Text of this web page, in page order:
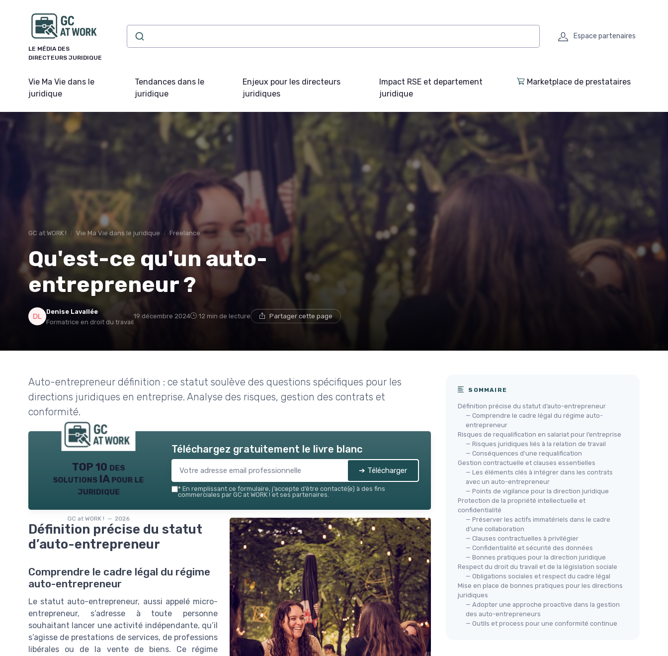
LE MÉDIA DES
DIRECTEURS JURIDIQUE
Espace partenaires
Vie Ma Vie dans le
juridique
Tendances dans le
juridique
Enjeux pour les directeurs
juridiques
Impact RSE et departement
juridique
Marketplace de prestataires
GC at WORK ! Vie Ma Vie dans le juridique Freelance
Qu'est-ce qu'un auto-
entrepreneur ?
Denise Lavallée
Formatrice en droit du travail
19 décembre 2024 12 min de lecture Partager cette page
Auto-entrepreneur définition : ce statut soulève des questions spécifiques pour les
directions juridiques en entreprise. Analyse des risques, gestion des contrats et
conformité.
TOP 10 des
solutions IA pour le
juridique
GC at WORK ! — 2026
Téléchargez gratuitement le livre blanc
➔ Télécharger
* En remplissant ce formulaire, j’accepte d’être contacté(e) à des fins
commerciales par GC at WORK ! et ses partenaires.
Définition précise du statut
d’auto-entrepreneur
Comprendre le cadre légal du régime
auto-entrepreneur
Le statut auto-entrepreneur, aussi appelé micro-
entrepreneur, s’adresse à toute personne
souhaitant lancer une activité indépendante, qu’il
s’agisse de prestations de services, de professions
libérales ou de la vente de biens. Ce régime
SOMMAIRE
Définition précise du statut d’auto-entrepreneur
— Comprendre le cadre légal du régime auto-
entrepreneur
Risques de requalification en salariat pour l’entreprise
— Risques juridiques liés à la relation de travail
— Conséquences d'une requalification
Gestion contractuelle et clauses essentielles
— Les éléments clés à intégrer dans les contrats
avec un auto-entrepreneur
— Points de vigilance pour la direction juridique
Protection de la propriété intellectuelle et
confidentialité
— Préserver les actifs immatériels dans le cadre
d’une collaboration
— Clauses contractuelles à privilégier
— Confidentialité et sécurité des données
— Bonnes pratiques pour la direction juridique
Respect du droit du travail et de la législation sociale
— Obligations sociales et respect du cadre légal
Mise en place de bonnes pratiques pour les directions
juridiques
— Adopter une approche proactive dans la gestion
des auto-entrepreneurs
— Outils et process pour une conformité continue